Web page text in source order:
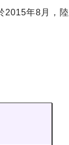
年8月，